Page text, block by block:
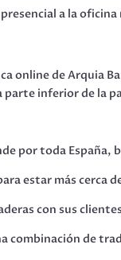
a la oficina
online de
parte inferior de la
por toda
estar más cerca
con sus
de